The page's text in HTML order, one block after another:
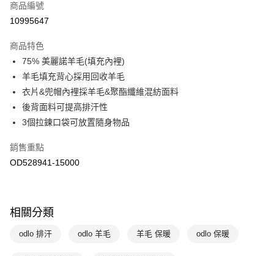
悠遊付
7-11取貨(快速到店)
每筆NT$100，滿NT$1,500(含以上)免運費
宅配-本島
每筆NT$100，滿NT$1,500(含以上)免運費
商品編號
10995647
商品特色
75% 美麗諾羊毛(填充內裡)
羊毛填充背心採用回收羊毛
衣片&兜帽內裡採羊毛&聚酯纖維混紡面料
後背面料可提高排汗性
3個拉鍊口袋可放置隨身物品
銷售重點
OD528941-15000
相關分類
odlo 排汗 odlo 羊毛 羊毛 保暖 odlo 保暖